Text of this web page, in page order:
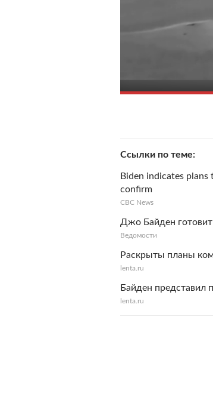
Ссылки по теме
Biden indicates
confirm
CBC News
Джо Байден
Ведомости
Раскрыты планы
lenta.ru
Байден представил
lenta.ru